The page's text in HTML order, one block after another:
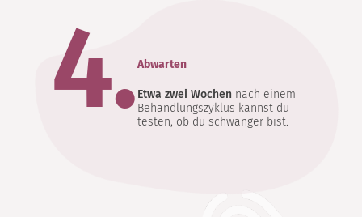
4.Abwarten
Etwa zwei Wochennach einem
Behandlungszyklus kannst du
testen, ob du schwanger bist.